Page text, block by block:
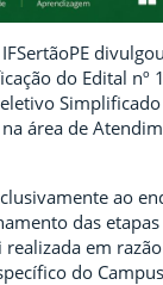
do Edital nº
área de
ao
das
em
do